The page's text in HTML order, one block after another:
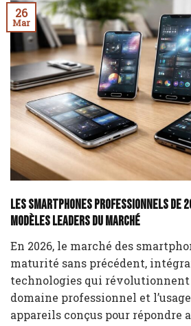
26
Mar
Les smartphones professionnels de
modèles leaders du marché
En 2026, le marché des
maturité sans précédent,
technologies qui révolutionnent
domaine professionnel et
appareils conçus pour répondre